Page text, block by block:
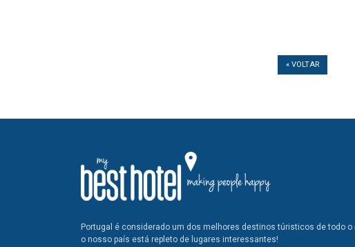
« VOLTAR
Portugal é considerado um dos melhores destinos túristicos de todo
o nosso país está repleto de lugares interessantes!